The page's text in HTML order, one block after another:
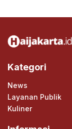
Kategori
News
Layanan Publik
Kuliner